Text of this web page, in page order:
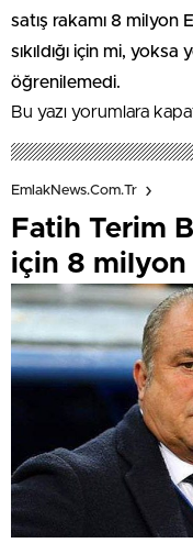
satış rakamı 8 milyon
sıkıldığı için mi,
öğrenilemedi.
Bu yazı yorumlara
EmlakNews.com.tr
Fatih Terim
için 8